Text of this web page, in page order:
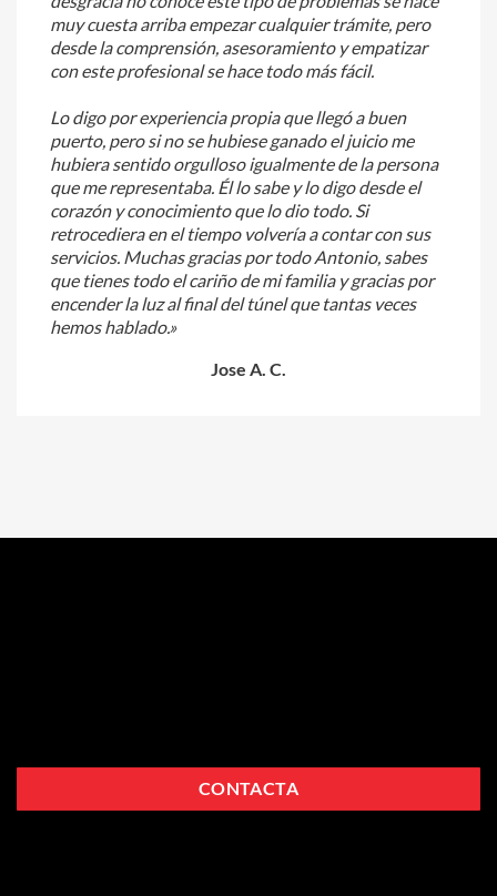
muy cuesta arriba empezar cualquier trámite, pero
desde la comprensión, asesoramiento y empatizar
con este profesional se hace todo más fácil.
Lo digo por experiencia propia que llegó a buen
puerto, pero si no se hubiese ganado el juicio me
hubiera sentido orgulloso igualmente de la persona
que me representaba. Él lo sabe y lo digo desde el
corazón y conocimiento que lo dio todo. Si
retrocediera en el tiempo volvería a contar con sus
servicios. Muchas gracias por todo Antonio, sabes
que tienes todo el cariño de mi familia y gracias por
encender la luz al final del túnel que tantas veces
hemos hablado.»
Jose A. C.
CONTACTA